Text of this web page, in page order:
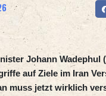
Johann Wadephul
auf Ziele im Iran
muss jetzt wirklich